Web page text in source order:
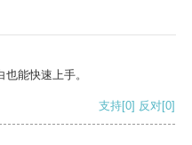
能快速上手。
支持[0] 反对[0]